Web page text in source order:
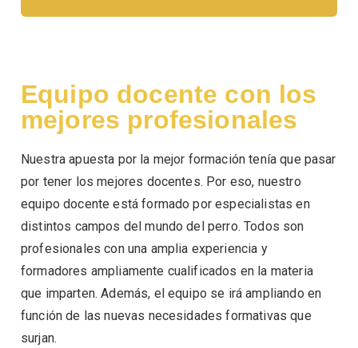
Equipo docente con los
mejores profesionales
Nuestra apuesta por la mejor formación tenía que pasar
por tener los mejores docentes. Por eso, nuestro
equipo docente está formado por especialistas en
distintos campos del mundo del perro. Todos son
profesionales con una amplia experiencia y
formadores ampliamente cualificados en la materia
que imparten. Además, e l equipo se irá ampliando en
función de las nuevas necesidades formativas que
surjan.